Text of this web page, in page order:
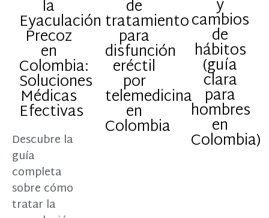
la
Eyaculación
Precoz
en
Colombia:
Soluciones
Médicas
Efectivas
Descubre la
guía
completa
sobre cómo
tratar la
de
tratamiento
para
disfunción
eréctil
por
telemedicina
en
Colombia
y
cambios
de
hábitos
(guía
clara
para
hombres
en
Colombia)